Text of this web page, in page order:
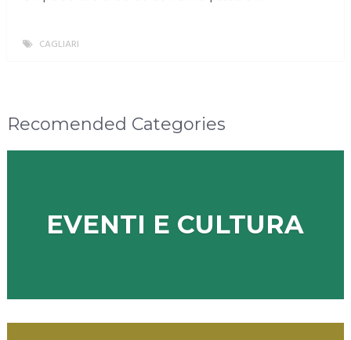
CAGLIARI
Recomended Categories
EVENTI E CULTURA